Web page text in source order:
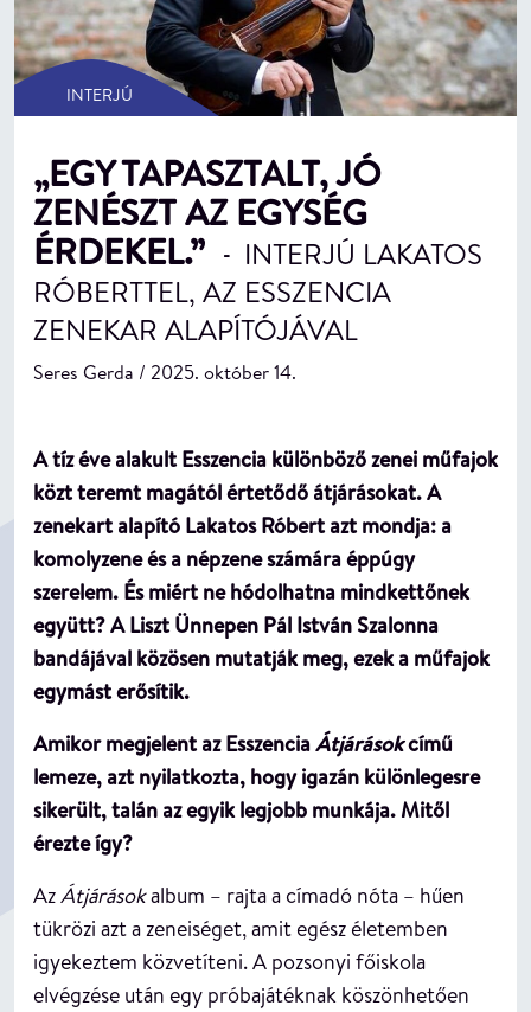
INTERJÚ
„EGY TAPASZTALT, JÓ
ZENÉSZT AZ EGYSÉG
ÉRDEKEL.” -
INTERJÚ LAKATOS
RÓBERTTEL, AZ ESSZENCIA
ZENEKAR ALAPÍTÓJÁVAL
Seres Gerda / 2025. október 14.
A tíz éve alakult Esszencia különböző zenei műfajok
közt teremt magától értetődő átjárásokat. A
zenekart alapító Lakatos Róbert azt mondja: a
komolyzene és a népzene számára éppúgy
szerelem. És miért ne hódolhatna mindkettőnek
együtt? A Liszt Ünnepen Pál István Szalonna
bandájával közösen mutatják meg, ezek a műfajok
egymást erősítik.
Amikor megjelent az EsszenciaÁtjárásokcímű
lemeze, azt nyilatkozta, hogy igazán különlegesre
sikerült, talán az egyik legjobb munkája. Mitől
érezte így?
AzÁtjárásokalbum – rajta a címadó nóta – hűen
tükrözi azt a zeneiséget, amit egész életemben
igyekeztem közvetíteni. A pozsonyi főiskola
elvégzése után egy próbajátéknak köszönhetően